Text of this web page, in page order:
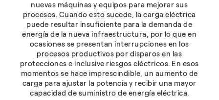
nuevas máquinas y equipos para mejorar sus
procesos. Cuando esto sucede, la carga eléctrica
puede resultar insuficiente para la demanda de
energía de la nueva infraestructura, por lo que en
ocasiones se presentan interrupciones en los
procesos productivos por disparos en las
protecciones e inclusive riesgos eléctricos. En esos
momentos se hace imprescindible, un aumento de
carga para ajustar la potencia y recibir una mayor
capacidad de suministro de energía eléctrica.